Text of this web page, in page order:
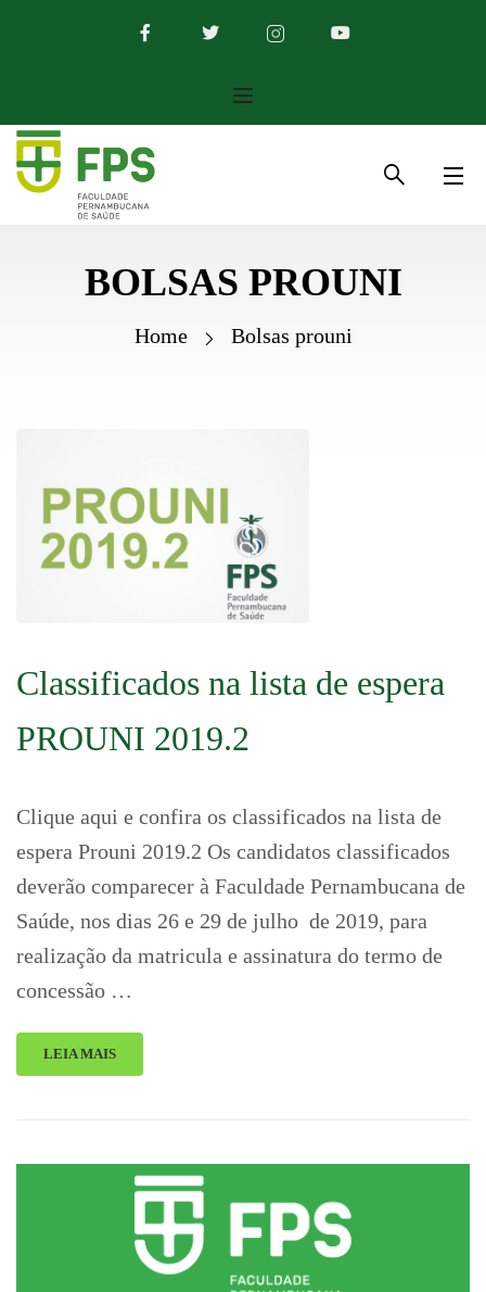
BOLSAS PROUNI
Home Bolsas prouni
Classificados na lista de espera
PROUNI 2019.2
Clique aqui e confira os classificados na lista de
espera Prouni 2019.2 Os candidatos classificados
deverão comparecer à Faculdade Pernambucana de
Saúde, nos dias 26 e 29 de julho de 2019, para
realização da matricula e assinatura do termo de
concessão …
LEIA MAIS